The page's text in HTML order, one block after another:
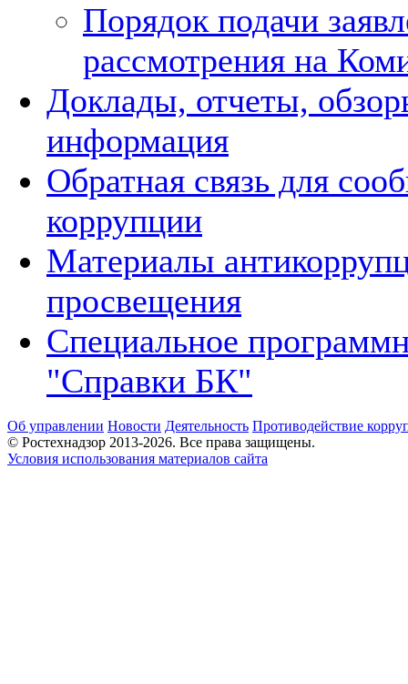
Порядок подачи
рассмотрения на
Доклады, отчеты,
информация
Обратная связь для
коррупции
Материалы
просвещения
Специальное
"Справки БК"
Об управлении Новости Деятельность Противодействие
© Ростехнадзор 2013-2026. Все права защищены.
Условия использования материалов сайта